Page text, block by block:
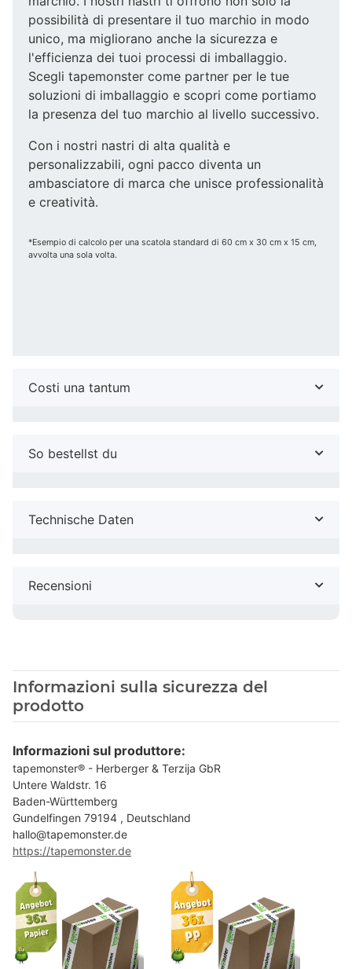
possibilità di presentare il tuo marchio in modo
unico, ma migliorano anche la sicurezza e
l'efficienza dei tuoi processi di imballaggio.
Scegli tapemonster come partner per le tue
soluzioni di imballaggio e scopri come portiamo
la presenza del tuo marchio al livello successivo.
Con i nostri nastri di alta qualità e
personalizzabili, ogni pacco diventa un
ambasciatore di marca che unisce professionalità
e creatività.
*Esempio di calcolo per una scatola standard di 60 cm x 30 cm x 15 cm,
avvolta una sola volta.
Costi una tantum
So bestellst du
Technische Daten
Recensioni
Informazioni sulla sicurezza del
prodotto
Informazioni sul produttore:
tapemonster® - Herberger & Terzija GbR
Untere Waldstr. 16
Baden-Württemberg
Gundelfingen 79194 , Deutschland
hallo@tapemonster.de
https://tapemonster.de